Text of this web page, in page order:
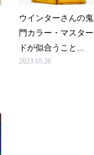
ウインターさんの鬼
門カラー・マスター
ドが似合うこと...
2023.10.28